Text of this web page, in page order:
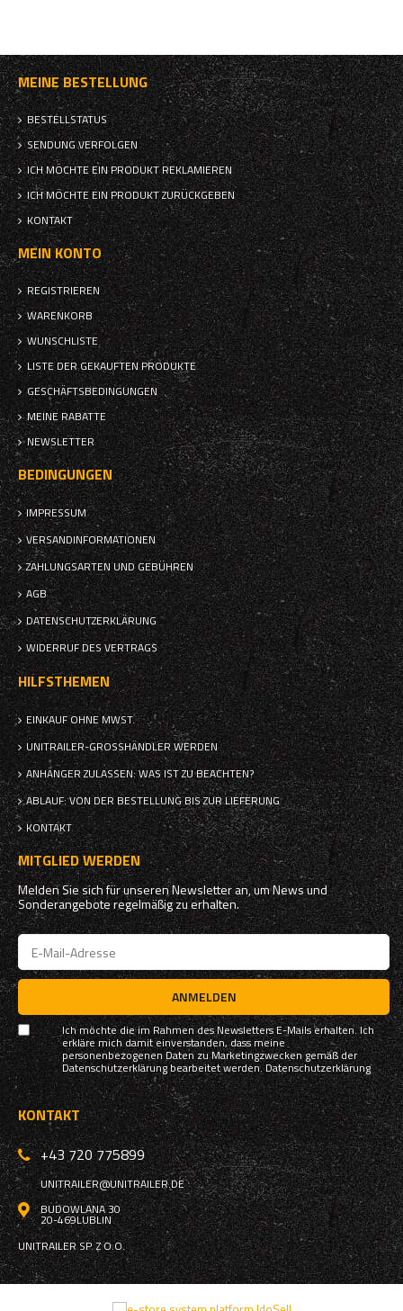
MEINE BESTELLUNG
BESTELLSTATUS
SENDUNG VERFOLGEN
ICH MÖCHTE EIN PRODUKT REKLAMIEREN
ICH MÖCHTE EIN PRODUKT ZURÜCKGEBEN
KONTAKT
MEIN KONTO
REGISTRIEREN
WARENKORB
WUNSCHLISTE
LISTE DER GEKAUFTEN PRODUKTE
GESCHÄFTSBEDINGUNGEN
MEINE RABATTE
NEWSLETTER
BEDINGUNGEN
IMPRESSUM
VERSANDINFORMATIONEN
ZAHLUNGSARTEN UND GEBÜHREN
AGB
DATENSCHUTZERKLÄRUNG
WIDERRUF DES VERTRAGS
HILFSTHEMEN
EINKAUF OHNE MWST.
UNITRAILER-GROSSHÄNDLER WERDEN
ANHÄNGER ZULASSEN: WAS IST ZU BEACHTEN?
ABLAUF: VON DER BESTELLUNG BIS ZUR LIEFERUNG
KONTAKT
MITGLIED WERDEN
Melden Sie sich für unseren Newsletter an, um News und
Sonderangebote regelmäßig zu erhalten.
ANMELDEN
Ich möchte die im Rahmen des Newsletters E-Mails erhalten. Ich
erkläre mich damit einverstanden, dass meine
personenbezogenen Daten zu Marketingzwecken gemäß der
Datenschutzerklärung bearbeitet werden.Datenschutzerklärung
KONTAKT
+43 720 775899
UNITRAILER@UNITRAILER.DE
BUDOWLANA 30
20-469LUBLIN
UNITRAILER SP. Z O.O.